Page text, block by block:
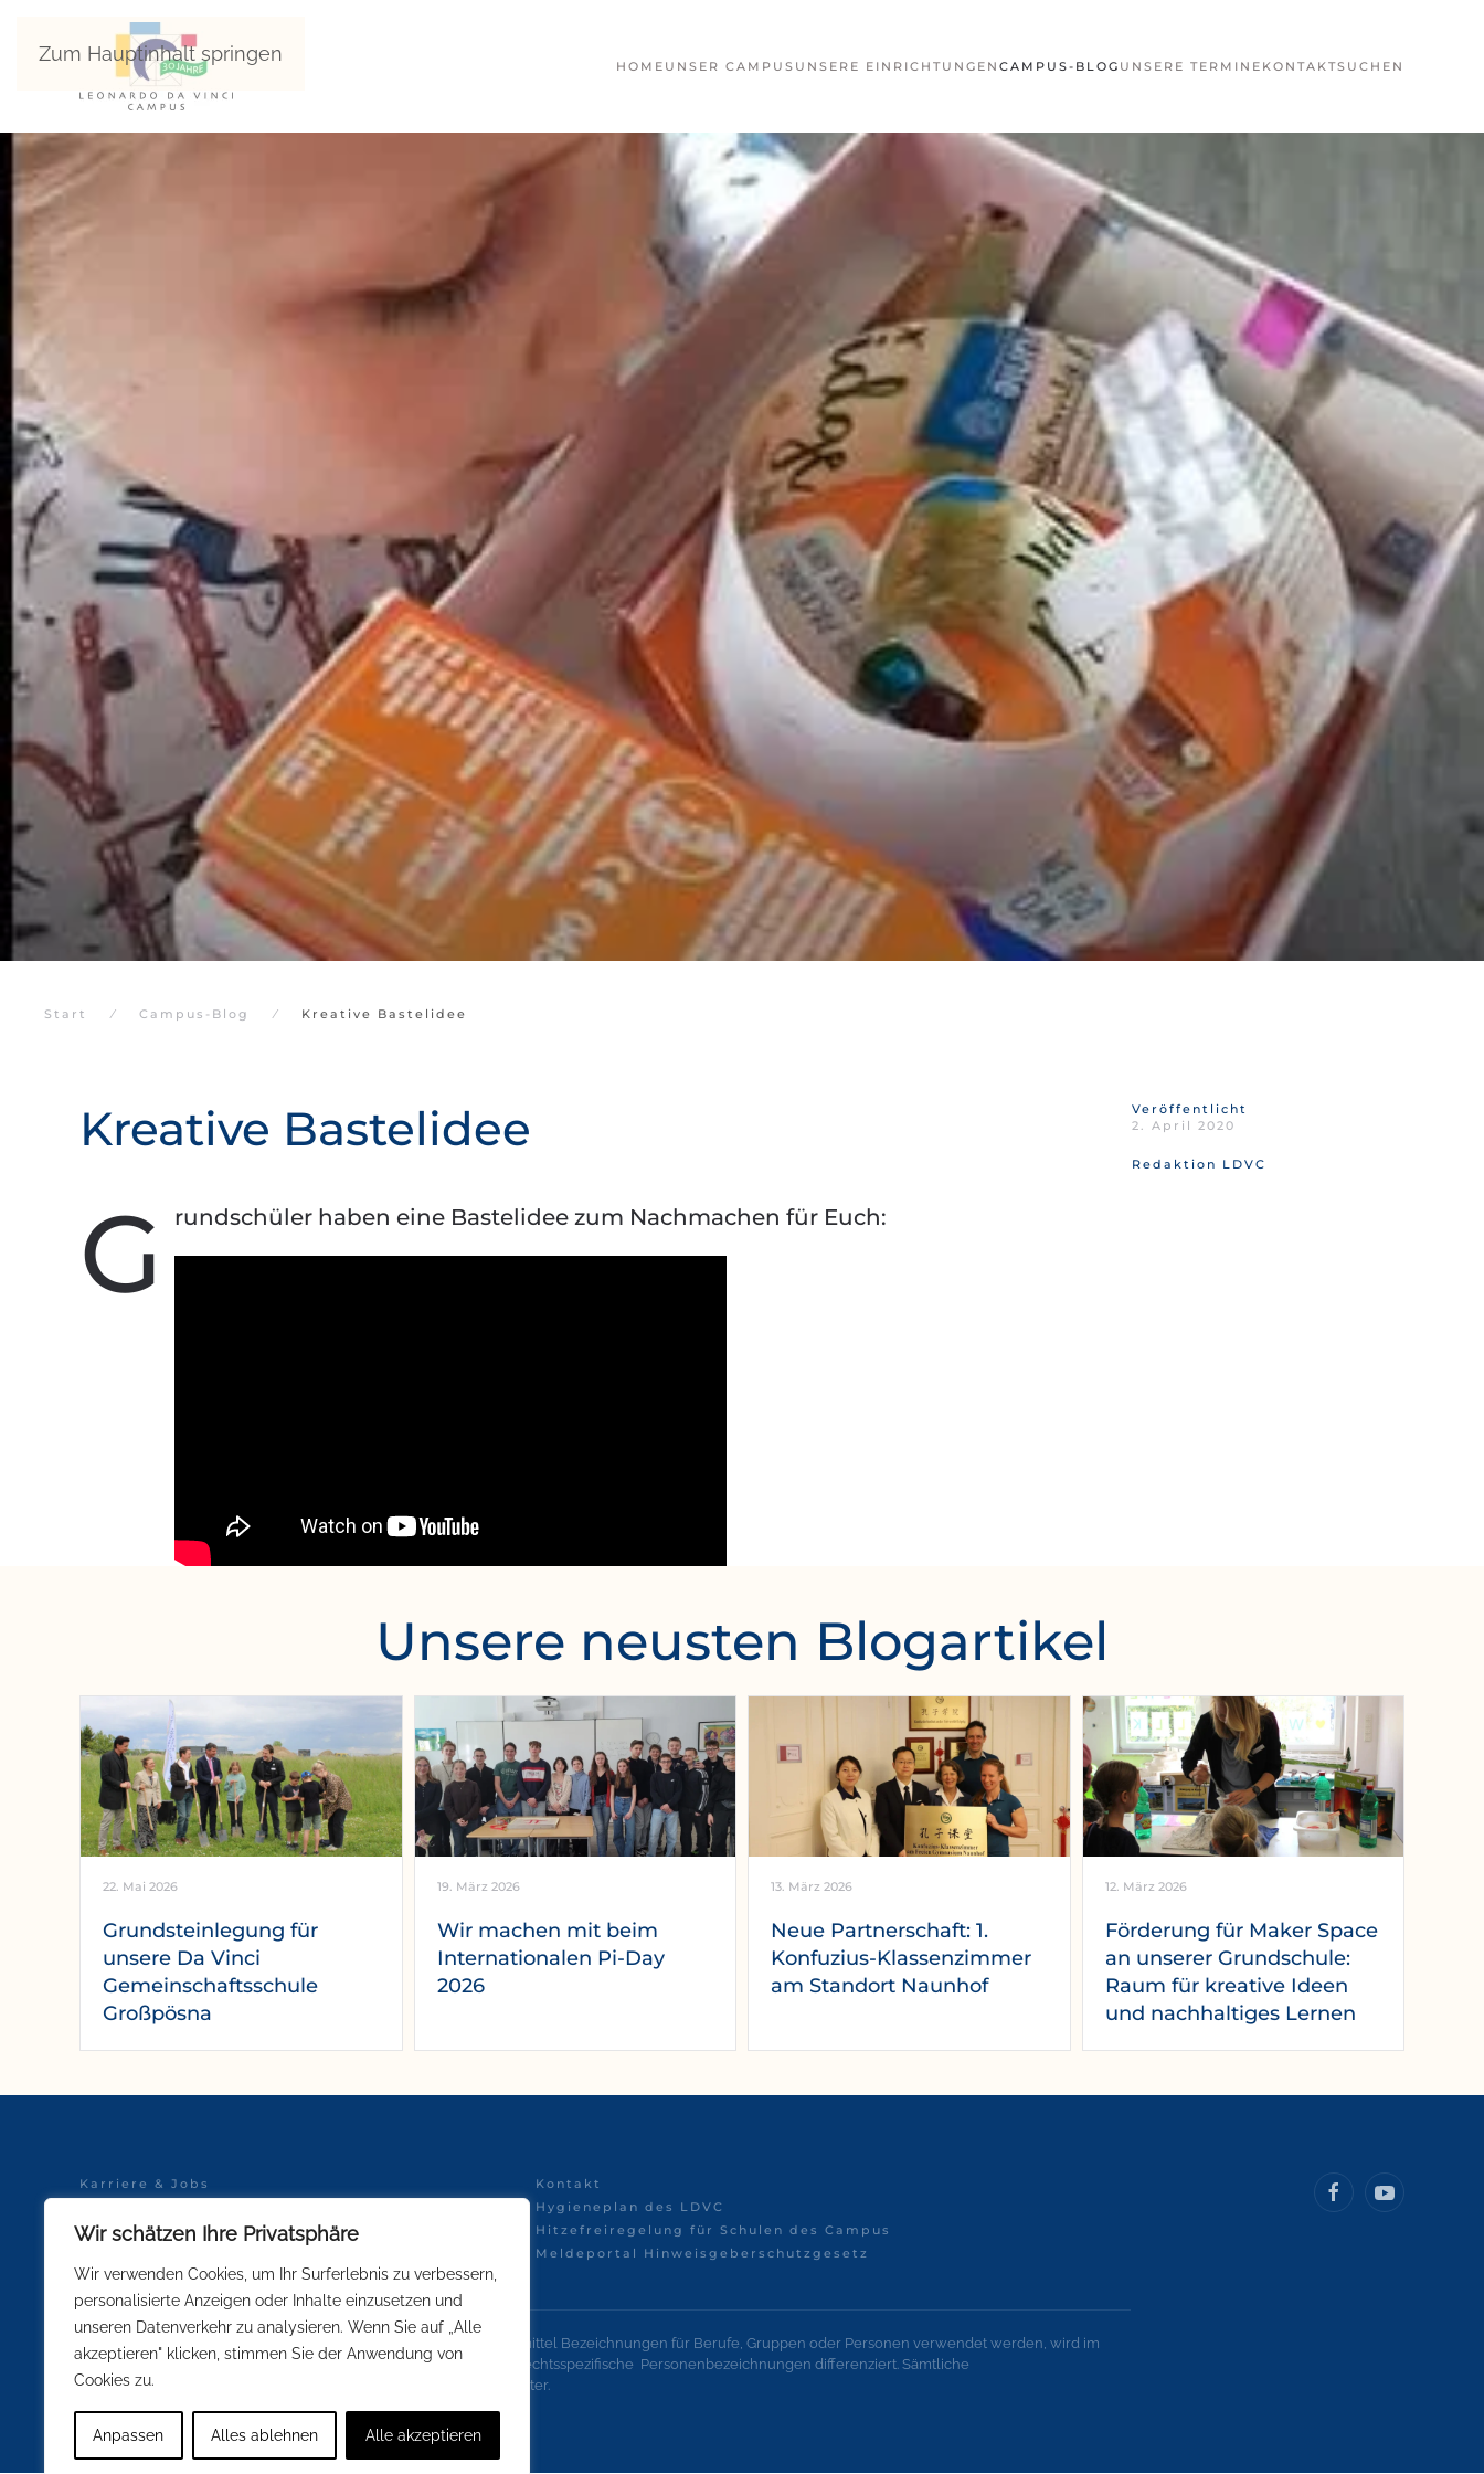
Wir schätzen Ihre Privatsphäre
Wir verwenden Cookies, um Ihr Surferlebnis zu verbessern,
personalisierte Anzeigen oder Inhalte einzusetzen und
unseren Datenverkehr zu analysieren. Wenn Sie auf „Alle
akzeptieren" klicken, stimmen Sie der Anwendung von
Cookies zu.
Anpassen Alles ablehnen Alle akzeptieren
Zum Hauptinhalt springen
HOME UNSER CAMPUS UNSERE EINRICHTUNGEN CAMPUS-BLOG UNSERE TERMINE KONTAKTSUCHEN
Start Campus-Blog Kreative Bastelidee
Kreative Bastelidee
G rundschüler haben eine Bastelidee zum Nachmachen für Euch:
Veröffentlicht
2. April 2020
Redaktion LDVC
Unsere neusten Blogartikel
22. Mai 2026
Grundsteinlegung für
unsere Da Vinci
Gemeinschaftsschule
Großpösna
19. März 2026
Wir machen mit beim
Internationalen Pi-Day
2026
13. März 2026
Neue Partnerschaft: 1.
Konfuzius-Klassenzimmer
am Standort Naunhof
12. März 2026
Förderung für Maker Space
an unserer Grundschule:
Raum für kreative Ideen
und nachhaltiges Lernen
Karriere & Jobs
Schulsportkleidung
Kontakt
Hygieneplan des LDVC
Hitzefreiregelung für Schulen des Campus
Meldeportal Hinweisgeberschutzgesetz
GENDER-HINWEIS:
Soweit innerhalb unserer Kommunikationsmittel Bezeichnungen für Berufe, Gruppen oder Personen verwendet werden, wird im
Interesse einer besseren und leichteren Lesbarkeit nicht in geschlechtsspezifische Personenbezeichnungen differenziert. Sämtliche
Personenbezeichnungen gelten gleichermaßen für alle Geschlechter.